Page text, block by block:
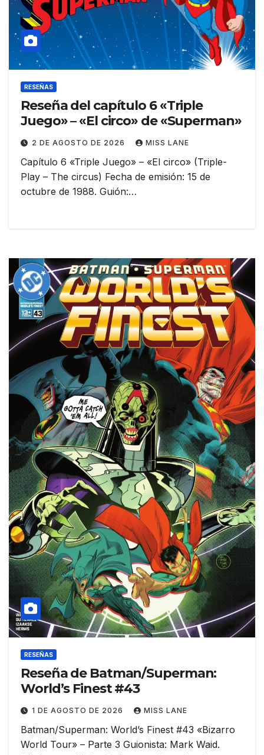
RESEÑAS
Reseña del capítulo 6 «Triple
Juego» – «El circo» de «Superman»
2 DE AGOSTO DE 2026 MISS LANE
Capítulo 6 «Triple Juego» – «El circo» (Triple-
Play – The circus) Fecha de emisión: 15 de
octubre de 1988. Guión:…
RESEÑAS
Reseña de Batman/Superman:
World’s Finest #43
1 DE AGOSTO DE 2026 MISS LANE
Batman/Superman: World’s Finest #43 «Bizarro
World Tour» – Parte 3 Guionista: Mark Waid.